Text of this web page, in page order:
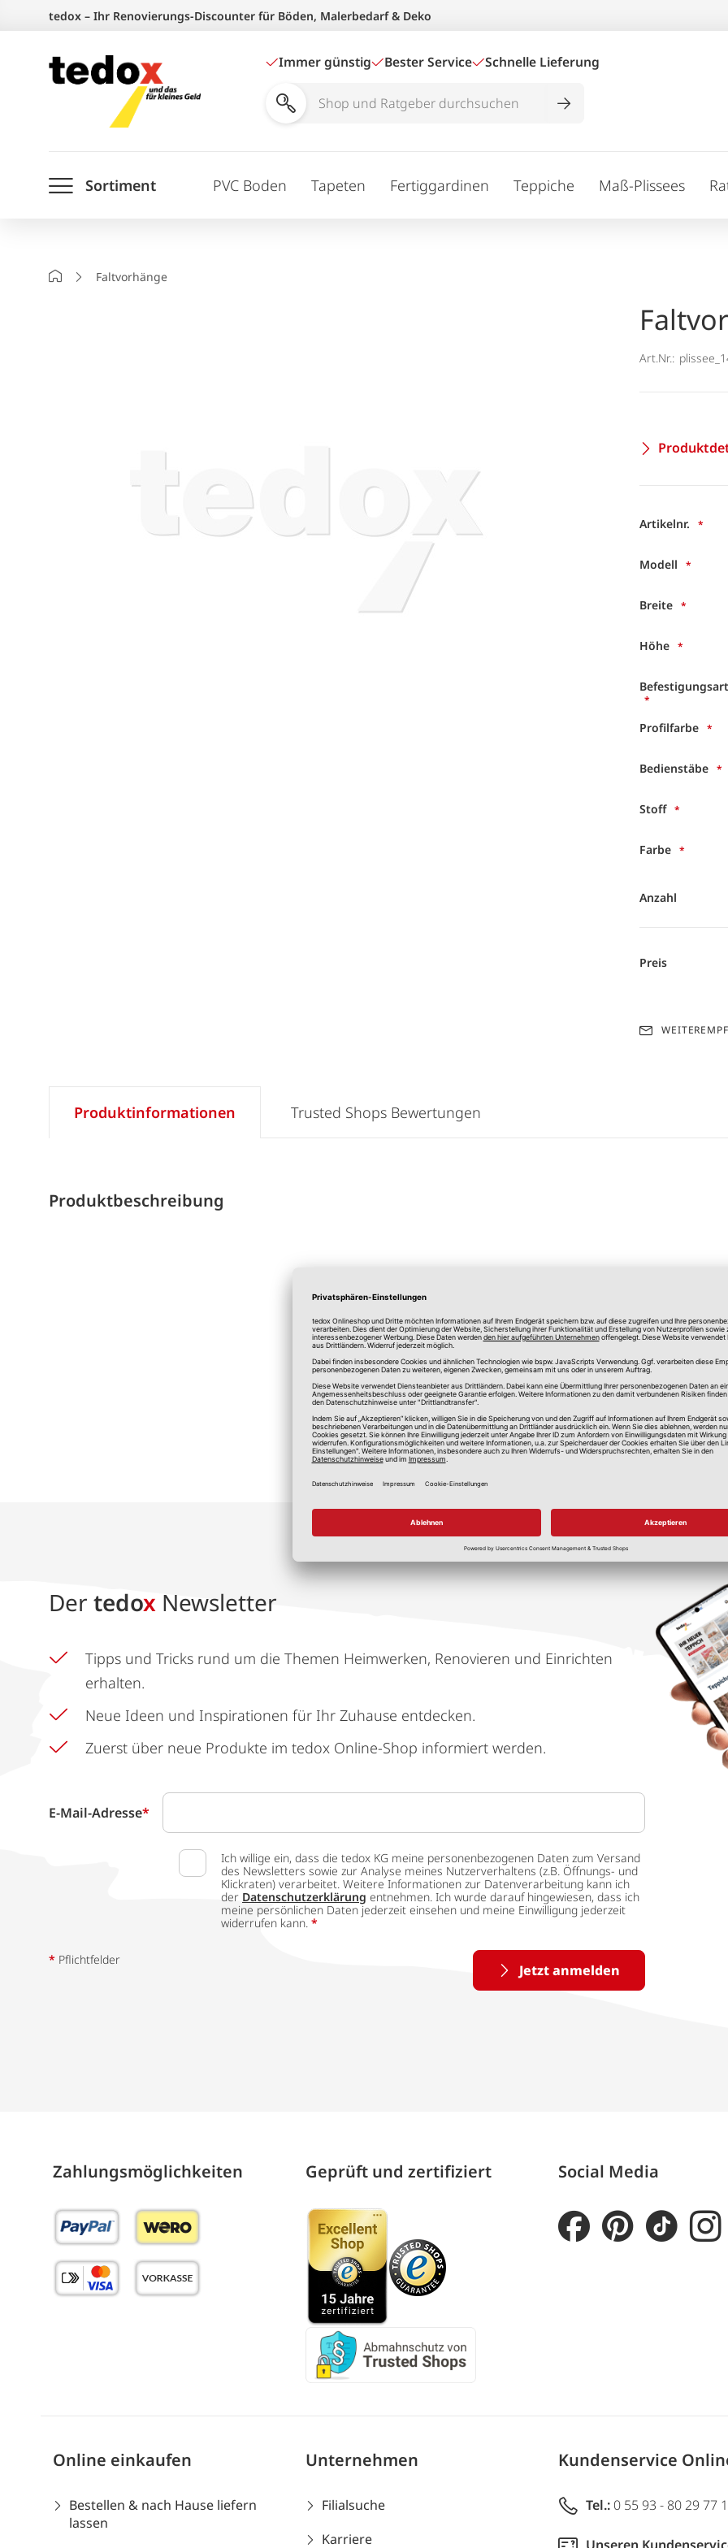
springen
tedox – Ihr Renovierungs-Discounter für Böden, Malerbedarf & Deko
Immer günstig Bester Service Schnelle Lieferung
Shop
durchsuchen
Sortiment PVC Boden Tapeten Fertiggardinen Teppiche Maß-Plissees
StartseiteFaltvorhänge
Art.Nr.:
Artikelnr.
Modell
Breite
Höhe
Profilfarbe
Bedienstäbe
Stoff
Farbe
Anzahl
Preis
Produktinformationen
Produktbeschreibung
Trusted Shops Bewertungen
*Alle Preise in Euro, inkl. gesetzlicher Mehrwertsteuer, zzgl.
Der tedox Newsletter
Tipps und Tricks rund um die Themen Heimwerken, Renovieren und Einrichten
erhalten.
Neue Ideen und Inspirationen für Ihr Zuhause entdecken.
Zuerst über neue Produkte im tedox Online-Shop informiert werden.
E-Mail-Adresse*
Ich willige ein, dass die tedox KG meine personenbezogenen Daten zum Versand
des Newsletters sowie zur Analyse meines Nutzerverhaltens (z.B. Öffnungs- und
Klickraten) verarbeitet. Weitere Informationen zur Datenverarbeitung kann ich
der Datenschutzerklärung entnehmen. Ich wurde darauf hingewiesen, dass ich
meine persönlichen Daten jederzeit einsehen und meine Einwilligung jederzeit
widerrufen kann. *
Jetzt anmelden
* Pflichtfelder
Zahlungs­möglich­keiten Geprüft und zertifiziert Social Media
Online einkaufen
Bestellen & nach Hause liefern
lassen
Unternehmen
Filialsuche
Karriere
Kundenservice
Tel.: 0 55 93 - 80 29 77
Unseren